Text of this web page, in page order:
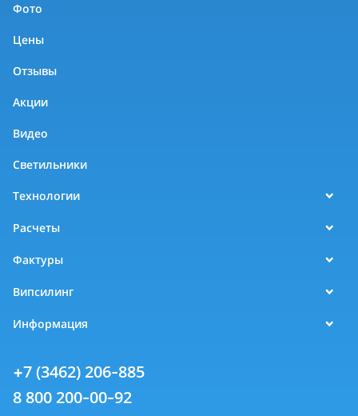
Фото
Цены
Отзывы
Акции
Видео
Светильники
Технологии
Расчеты
Фактуры
Випсилинг
Информация
+7 (3462) 206-885
8 800 200-00-92